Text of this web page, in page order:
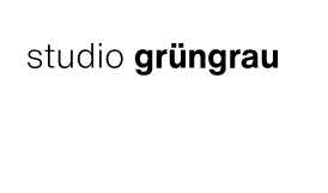
Inhalt
springen
Startseite